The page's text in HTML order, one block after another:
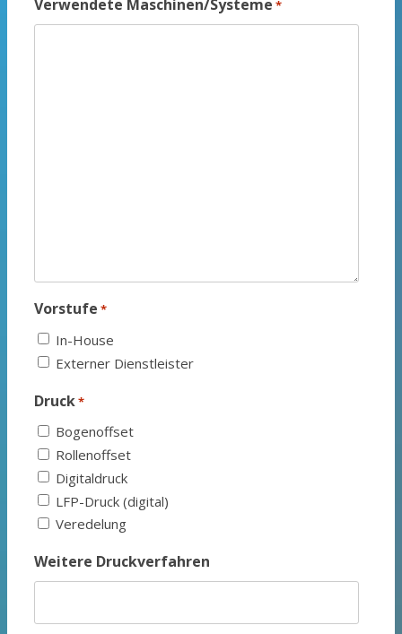
Verwendete Maschinen/Systeme *
Vorstufe *
In-House
Externer Dienstleister
Druck*
Bogenoffset
Rollenoffset
Digitaldruck
LFP-Druck (digital)
Veredelung
Weitere Druckverfahren